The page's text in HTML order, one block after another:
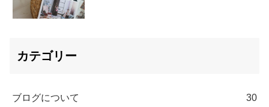
カテゴリー
ブログについて 30